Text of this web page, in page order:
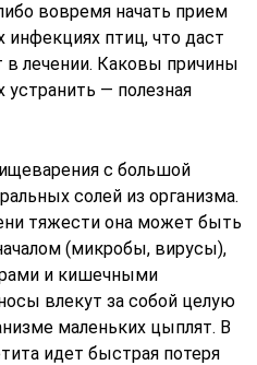
вовремя начать прием
инфекциях птиц, что даст
в лечении. Каковы причины
устранить — полезная
с большой
солей из организма.
тяжести она может быть
(микробы, вирусы),
и кишечными
влекут за собой целую
маленьких цыплят. В
идет быстрая потеря